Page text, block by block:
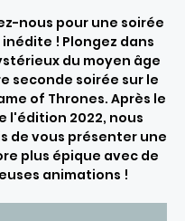
nous pour une soirée
! Plongez dans
du moyen âge
seconde soirée sur le
of Thrones. Après le
l'édition 2022, nous
de vous présenter une
plus épique avec de
animations !